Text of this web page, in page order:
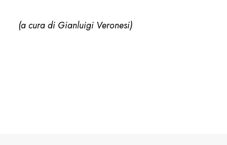
(a cura di Gianluigi Veronesi)